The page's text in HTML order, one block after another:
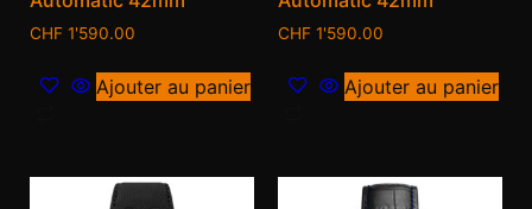
CHF 1'590.00
Ajouter au panier
CHF 1'590.00
Ajouter au panier